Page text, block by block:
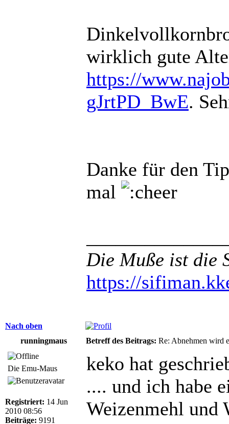
wirklich gute
https://
gJrtPD_BwE.
Danke für den
mal
Die Muße ist die
https://
Nach oben
runningmaus
Betreff des Beitrags: Re: Abnehmen wird
Die Emu-Maus
Registriert: 14 Jun
2010 08:56
Beiträge: 9191
keko hat
.... und ich habe
Weizenmehl und